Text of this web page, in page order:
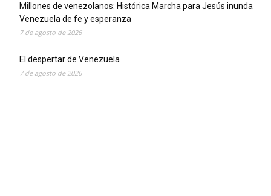
Millones de venezolanos: Histórica Marcha para Jesús inunda
Venezuela de fe y esperanza
7 de agosto de 2026
El despertar de Venezuela
7 de agosto de 2026